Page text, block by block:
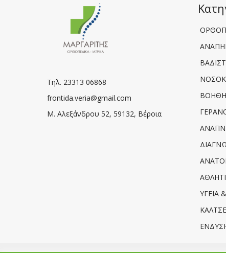
Τηλ. 23313 06868
frontida.veria@gmail.com
Μ. Αλεξάνδρου 52, 59132, Βέροια
ΥΓΕΙΑ